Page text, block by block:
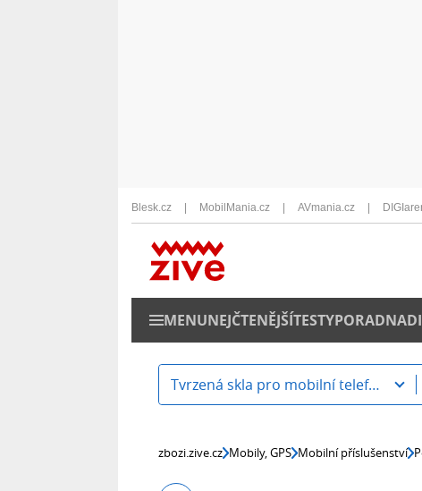
Blesk.cz MobilMania.cz AVmania.cz
MENUNEJČTENĚJŠÍTESTYPORADNA
Tvrzená skla pro mobilní telefony
zbozi.zive.cz Mobily, GPS Mobilní příslušenství